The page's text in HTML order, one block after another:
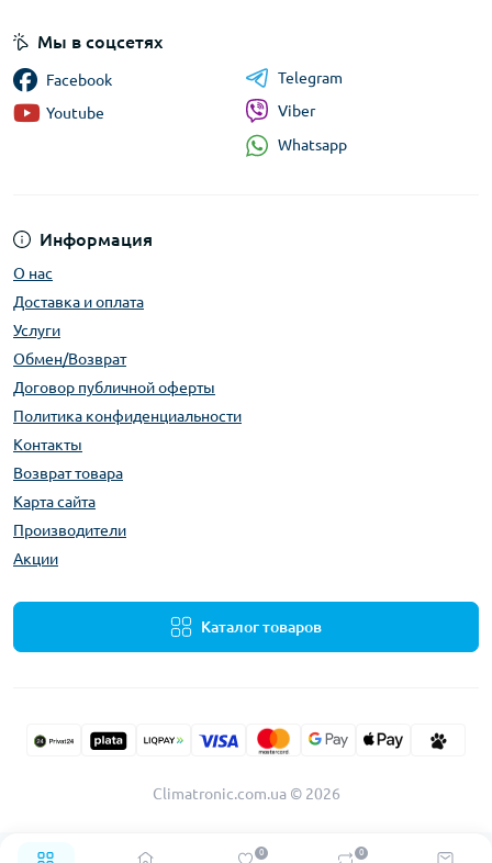
0 0
Информация
О нас
Доставка и оплата
Услуги
Обмен/Возврат
Договор публичной оферты
Политика конфиденциальности
Контакты
Возврат товара
Карта сайта
Производители
Акции
Каталог товаров
Мы в соцсетях
Facebook
Youtube
Telegram
Viber
Whatsapp
Climatronic.com.ua © 2026